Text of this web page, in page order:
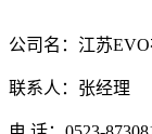
公司名：江苏
联系人：张经理